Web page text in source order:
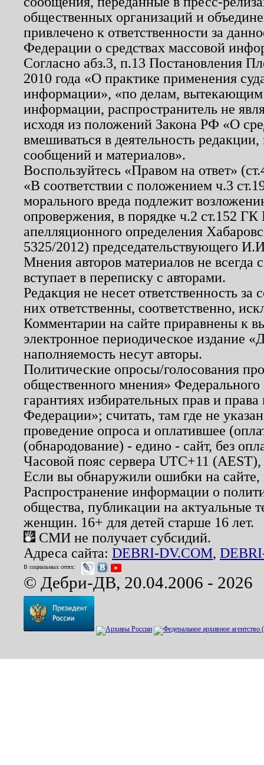
общественных организаций и
привлечено к ответственности за
Федерации о средствах массовой
Согласно абз.3, п.13 Постановления
2010 года «О практике применения
информации», «по делам, вытекающим
информации, распространитель не
исходя из положений Закона РФ «О
вмешиваться в деятельность
сообщений и материалов».
Воспользуйтесь «Правом на ответ»
«В соответствии с положением ч.3
морального вреда подлежит
опровержения, в порядке ч.2 ст.152
апелляционного определения
5325/2012) председательствующего
Мнения авторов материалов не
вступает в переписку с авторами.
Редакция не несет ответственность
них ответственны, соответственно,
Комментарии на сайте приравнены к
электронное периодическое издание
наполняемость несут авторы.
Политические опросы/голосования
общественного мнения»
гарантиях избирательных прав и
Федерации»; считать, там где не
проведение опроса и оплатившее
(обнародование) - едино - сайт, без
Часовой пояс сервера UTC+11
Если вы обнаружили ошибки на
Распространение информации о
общества, публикации на актуальные
женщин. 16+ для детей старше 16 лет.
СМИ не получает субсидий.
Адреса сайта: DEBRI-DV.COM,
В социальных сетях:
© Дебри-ДВ, 20.04.2006 - 2026